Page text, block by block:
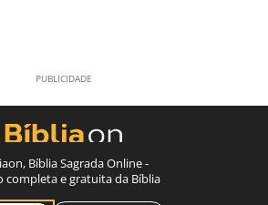
Bíblia Sagrada Online -
completa e gratuita da Bíblia